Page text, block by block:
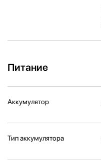
Питание
Аккумулятор
Тип аккумулятора